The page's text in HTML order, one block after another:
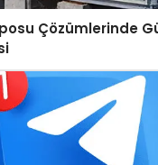
Çözümlerinde